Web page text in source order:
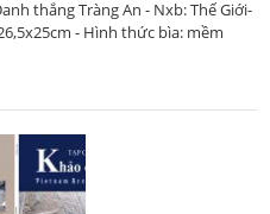
thắng Tràng An - Nxb: Thế Giới-
- Hình thức bìa: mềm